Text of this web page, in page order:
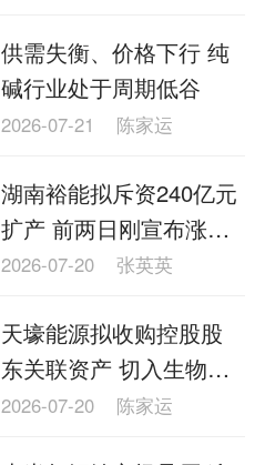
供需失衡、价格下行 纯
碱行业处于周期低谷
2026-07-21 陈家运
湖南裕能拟斥资240亿元
扩产 前两日刚宣布涨价
2000元/吨
2026-07-20 张英英
天壕能源拟收购控股股
东关联资产 切入生物质
热电联产赛道
2026-07-20 陈家运